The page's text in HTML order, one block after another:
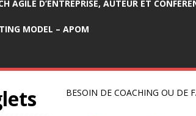
AGILE D’ENTREPRISE, AUTEUR ET
MODEL – APOM
BESOIN DE COACHING OU DE